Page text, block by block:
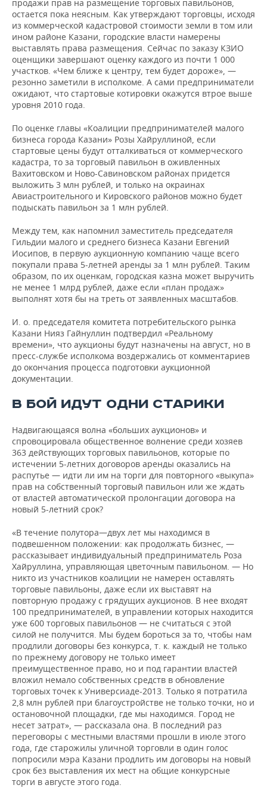
продажи прав на размещение торговых павильонов,
остается пока неясным. Как утверждают торговцы, исходя
из коммерческой кадастровой стоимости земли в том или
ином районе Казани, городские власти намерены
выставлять права размещения. Сейчас по заказу КЗИО
оценщики завершают оценку каждого из почти 1 000
участков. «Чем ближе к центру, тем будет дороже», —
резонно заметили в исполкоме. А сами предприниматели
ожидают, что стартовые котировки окажутся втрое выше
уровня 2010 года.
По оценке главы «Коалиции предпринимателей малого
бизнеса города Казани» Розы Хайруллиной, если
стартовые цены будут отталкиваться от коммерческого
кадастра, то за торговый павильон в оживленных
Вахитовском и Ново-Савиновском районах придется
выложить 3 млн рублей, и только на окраинах
Авиастроительного и Кировского районов можно будет
подыскать павильон за 1 млн рублей.
Между тем, как напомнил заместитель председателя
Гильдии малого и среднего бизнеса Казани Евгений
Иосипов, в первую аукционную компанию чаще всего
покупали права 5-летней аренды за 1 млн рублей. Таким
образом, по их оценкам, городская казна может выручить
не менее 1 млрд рублей, даже если «план продаж»
выполнят хотя бы на треть от заявленных масштабов.
И. о. председателя комитета потребительского рынка
Казани Нияз Гайнуллин подтвердил «Реальному
времени», что аукционы будут назначены на август, но в
пресс-службе исполкома воздержались от комментариев
до окончания процесса подготовки аукционной
документации.
В БОЙ ИДУТ ОДНИ СТАРИКИ
Надвигающаяся волна «больших аукционов» и
спровоцировала общественное волнение среди хозяев
363 действующих торговых павильонов, которые по
истечении 5-летних договоров аренды оказались на
распутье — идти ли им на торги для повторного «выкупа»
прав на собственный торговый павильон или же ждать
от властей автоматической пролонгации договора на
новый 5-летний срок?
«В течение полутора—двух лет мы находимся в
подвешенном положении: как продолжать бизнес, —
рассказывает индивидуальный предприниматель Роза
Хайруллина, управляющая цветочным павильоном. — Но
никто из участников коалиции не намерен оставлять
торговые павильоны, даже если их выставят на
повторную продажу с грядущих аукционов. В нее входят
100 предпринимателей, в управлении которых находится
уже 600 торговых павильонов — не считаться с этой
силой не получится. Мы будем бороться за то, чтобы нам
продлили договоры без конкурса, т. к. каждый не только
по прежнему договору не только имеет
преимущественное право, но и под гарантии властей
вложил немало собственных средств в обновление
торговых точек к Универсиаде-2013. Только я потратила
2,8 млн рублей при благоустройстве не только точки, но и
остановочной площадки, где мы находимся. Город не
несет затрат», — рассказала она. В последний раз
переговоры с местными властями прошли в июле этого
года, где старожилы уличной торговли в один голос
попросили мэра Казани продлить им договоры на новый
срок без выставления их мест на общие конкурсные
торги в августе этого года.